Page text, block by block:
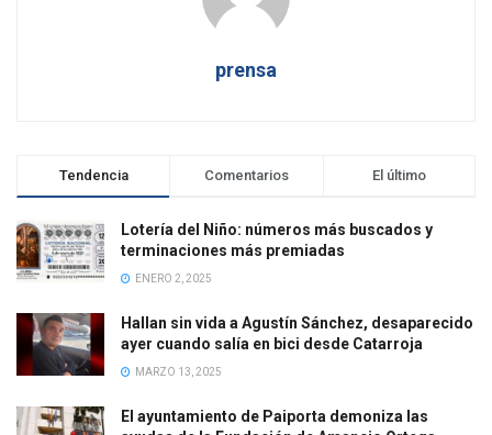
prensa
Tendencia Comentarios El último
Lotería del Niño: números más buscados y
terminaciones más premiadas
ENERO 2, 2025
Hallan sin vida a Agustín Sánchez, desaparecido
ayer cuando salía en bici desde Catarroja
MARZO 13, 2025
El ayuntamiento de Paiporta demoniza las